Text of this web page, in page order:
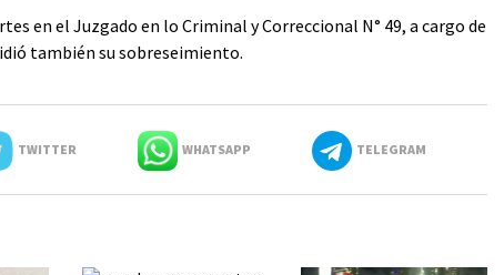
en el Juzgado en lo Criminal y Correccional N° 49, a cargo de
también su sobreseimiento.
TWITTER WHATSAPP TELEGRAM